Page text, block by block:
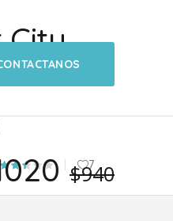
City
7
$940